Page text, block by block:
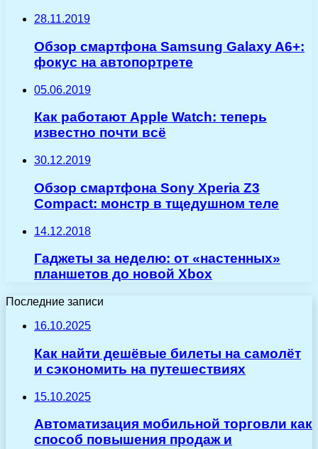
28.11.2019
Обзор смартфона Samsung Galaxy A6+:
фокус на автопортрете
05.06.2019
Как работают Apple Watch: теперь
известно почти всё
30.12.2019
Обзор смартфона Sony Xperia Z3
Compact: монстр в тщедушном теле
14.12.2018
Гаджеты за неделю: от «настенных»
планшетов до новой Xbox
Последние записи
16.10.2025
Как найти дешёвые билеты на самолёт
и сэкономить на путешествиях
15.10.2025
Автоматизация мобильной торговли как
способ повышения продаж и